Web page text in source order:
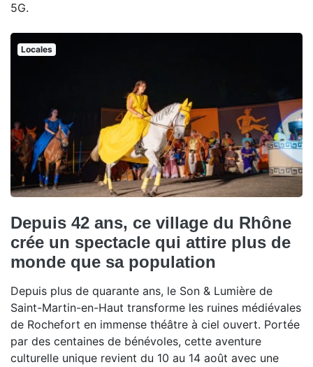
5G.
Locales
Depuis 42 ans, ce village du Rhône
crée un spectacle qui attire plus de
monde que sa population
Depuis plus de quarante ans, le Son & Lumière de
Saint-Martin-en-Haut transforme les ruines médiévales
de Rochefort en immense théâtre à ciel ouvert. Portée
par des centaines de bénévoles, cette aventure
culturelle unique revient du 10 au 14 août avec une